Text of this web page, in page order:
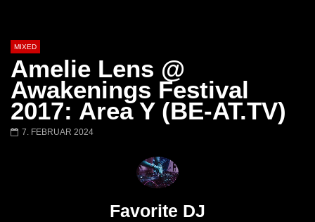
Später
MIXED
Amelie Lens @
Awakenings Festival
2017: Area Y (BE-AT.TV)
7. FEBRUAR 2024
Favorite DJ